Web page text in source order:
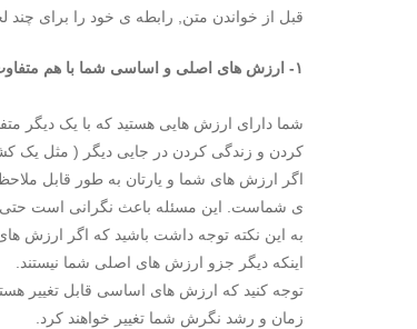
قبل از خواندن متن, رابطه ی خود را برای چند
۱- ارزش های اصلی و اساسی شما با هم متفاوت است
شما دارای ارزش هایی هستید که با یک دیگر
کردن و زندگی کردن در جایی دیگر ( مثل یک
اگر ارزش های شما و یارتان به طور قابل
ی شماست. این مسئله باعث نگرانی است حتی
به این نکته توجه داشت باشید که اگر ارزش
اینکه دیگر جزو ارزش های اصلی شما نیستند.
توجه کنید که ارزش های اساسی قابل تغییر
زمان و رشد نگرش شما تغییر خواهند کرد.